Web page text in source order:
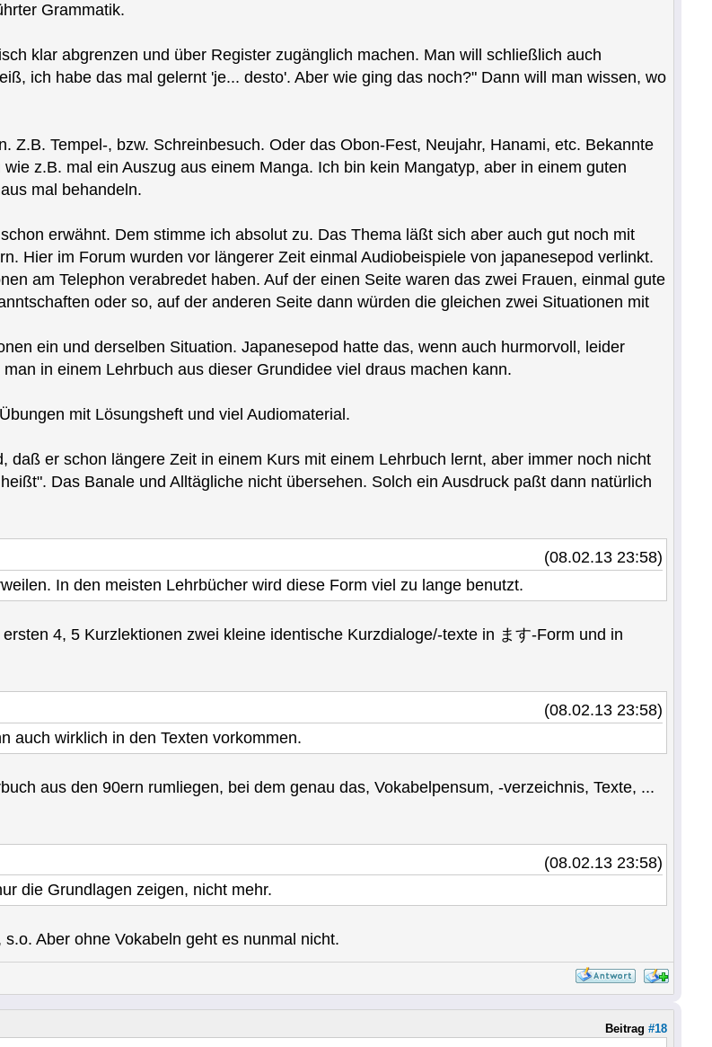
Grammatik.
klar abgrenzen und über Register zugänglich machen. Man will schließlich auch
ich habe das mal gelernt 'je... desto'. Aber wie ging das noch?" Dann will man wissen, wo
Z.B. Tempel-, bzw. Schreinbesuch. Oder das Obon-Fest, Neujahr, Hanami, etc. Bekannte
z.B. mal ein Auszug aus einem Manga. Ich bin kein Mangatyp, aber in einem guten
mal behandeln.
erwähnt. Dem stimme ich absolut zu. Das Thema läßt sich aber auch gut noch mit
Hier im Forum wurden vor längerer Zeit einmal Audiobeispiele von japanesepod verlinkt.
am Telephon verabredet haben. Auf der einen Seite waren das zwei Frauen, einmal gute
oder so, auf der anderen Seite dann würden die gleichen zwei Situationen mit
ein und derselben Situation. Japanesepod hatte das, wenn auch hurmorvoll, leider
in einem Lehrbuch aus dieser Grundidee viel draus machen kann.
mit Lösungsheft und viel Audiomaterial.
daß er schon längere Zeit in einem Kurs mit einem Lehrbuch lernt, aber immer noch nicht
Das Banale und Alltägliche nicht übersehen. Solch ein Ausdruck paßt dann natürlich
(08.02.13 23:58)
In den meisten Lehrbücher wird diese Form viel zu lange benutzt.
4, 5 Kurzlektionen zwei kleine identische Kurzdialoge/-texte in ます-Form und in
(08.02.13 23:58)
auch wirklich in den Texten vorkommen.
aus den 90ern rumliegen, bei dem genau das, Vokabelpensum, -verzeichnis, Texte, ...
(08.02.13 23:58)
die Grundlagen zeigen, nicht mehr.
Aber ohne Vokabeln geht es nunmal nicht.
Beitrag #18